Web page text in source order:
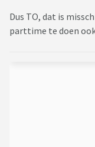
Dus TO, dat is
parttime te doen